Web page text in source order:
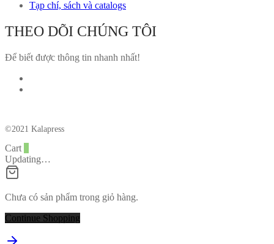
Tạp chí, sách và catalogs
THEO DÕI CHÚNG TÔI
Để biết được thông tin nhanh nhất!
©2021 Kalapress
Cart
Updating…
Chưa có sản phẩm trong giỏ hàng.
Continue Shopping